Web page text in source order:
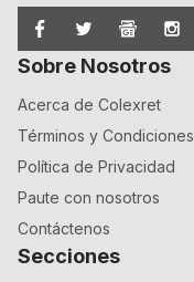
Sobre Nosotros
Acerca de Colexret
Términos y Condiciones
Política de Privacidad
Paute con nosotros
Contáctenos
Secciones